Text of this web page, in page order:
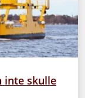
inte skulle